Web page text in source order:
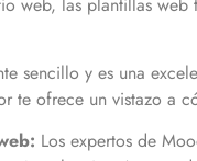
sencillo y es una
te ofrece un vistazo a
Los expertos de